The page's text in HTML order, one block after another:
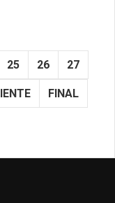
25 26 27
FINAL